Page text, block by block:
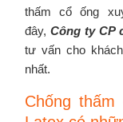
thấm cổ ống
đây, Công ty CP
tư vấn cho
nhất.
Chống